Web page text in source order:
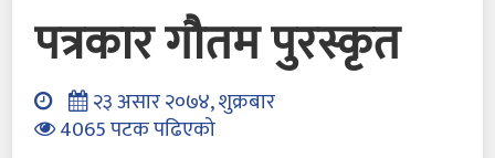
पत्रकार गौतम पुरस्कृत
२३ असार २०७४, शुक्रबार
4065 पटक पढिएको